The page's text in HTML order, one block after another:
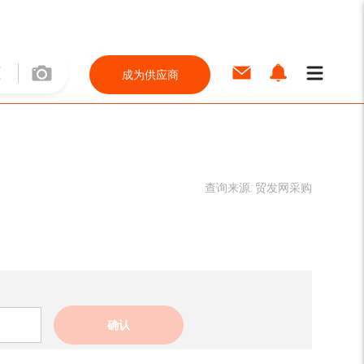
成为供应商
查询来源: 贸发网采购
确认